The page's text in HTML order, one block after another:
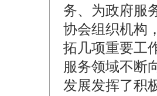
务、为政府服
协会组织机构
拓几项重要工
服务领域不断
发展发挥了积